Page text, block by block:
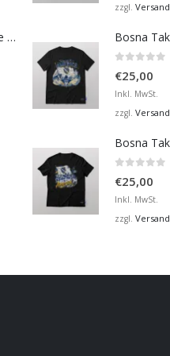
Karte von B&H (Goldene Karte)
zzgl. Versand
€25,00
Inkl. MwSt.
zzgl. Versand
€25,00
Inkl. MwSt.
zzgl. Versand